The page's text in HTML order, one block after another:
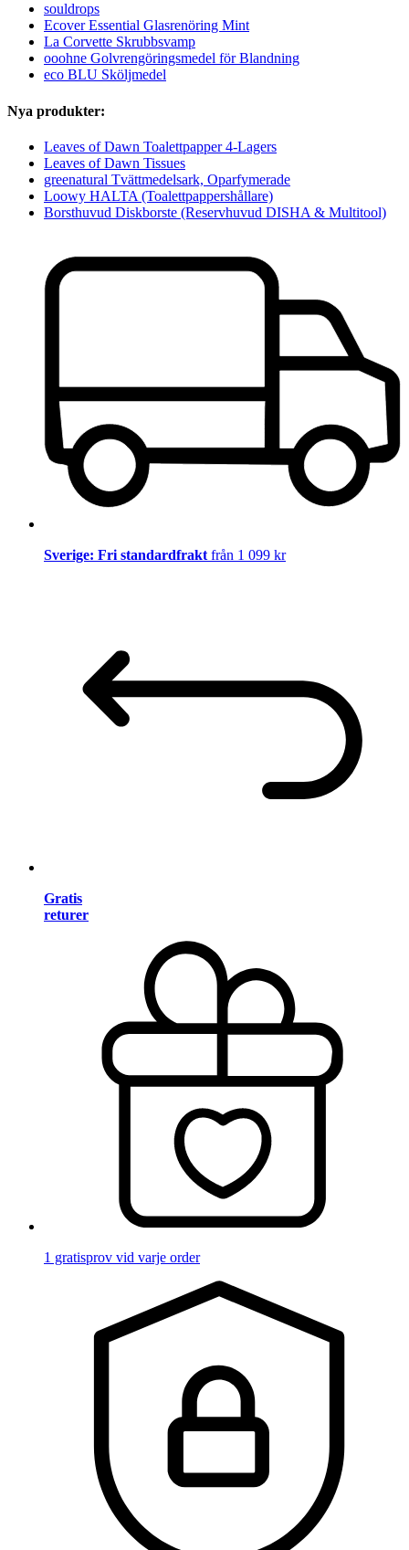
souldrops
Ecover Essential Glasrenöring Mint
La Corvette Skrubbsvamp
ooohne Golvrengöringsmedel för Blandning
eco BLU Sköljmedel
Nya produkter:
Leaves of Dawn Toalettpapper 4-Lagers
Leaves of Dawn Tissues
greenatural Tvättmedelsark, Oparfymerade
Loowy HALTA (Toalettpappershållare)
Borsthuvud Diskborste (Reservhuvud DISHA & Multitool)
Sverige: Fri standardfrakt från 1 099 kr
Gratis
returer
1 gratisprov vid varje order